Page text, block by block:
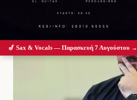
🎷 Sax & Vocals — Παρασκευή 7 Αυγούστου →